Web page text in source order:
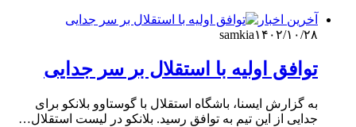
آخرین اخبار
samkia۱۴۰۲/۱۰/۲۸
توافق اولیه با استقلال بر سر جدایی
به گزارش ایسنا، باشگاه استقلال با گوستاوو بلانکو برای
جدایی از این تیم به توافق رسید. بلانکو در لیست استقلال…